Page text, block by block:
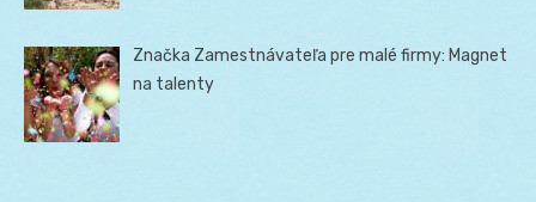
Značka Zamestnávateľa pre malé firmy: Magnet
na talenty